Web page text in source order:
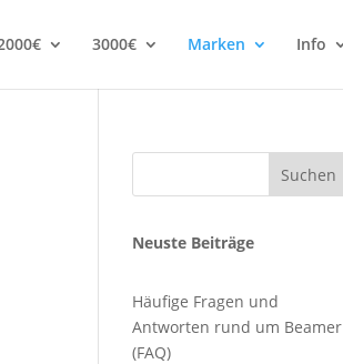
3000€ Marken Info
Suchen
Neuste Beiträge
Häufige Fragen und
Antworten rund um Beamer
(FAQ)